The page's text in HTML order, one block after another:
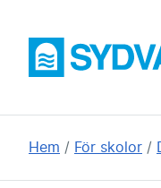
huvudinnehållet
Sydvatten
Du
Hem För skolor